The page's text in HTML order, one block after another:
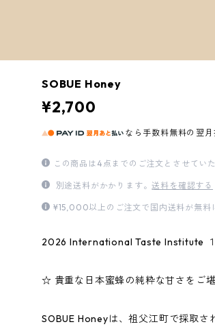
SOBUE Honey
¥2,700
なら 手数料無料の 翌
この商品は4点までのご注文とさせていた
別途送料がかかります。送料を確認する
¥15,000以上のご注文で国内送料が無料
2026 International Taste Institute
☆ 貴重な日本蜜蜂の純粋な甘さをご
SOBUE Honeyは、祖父江町で採取さ